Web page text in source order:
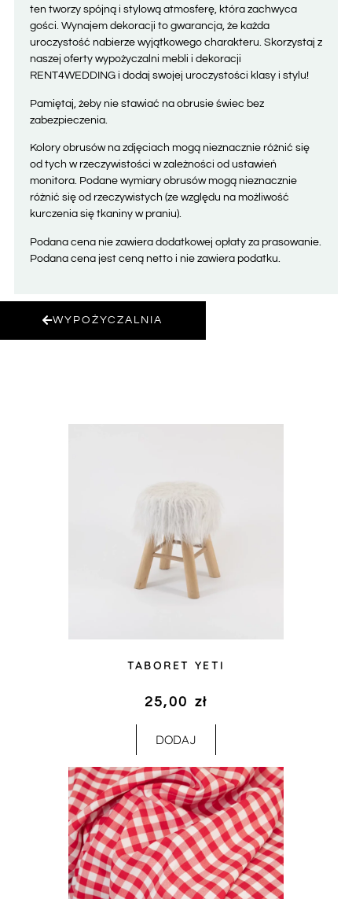
ten tworzy spójną i stylową atmosferę, która zachwyca
gości. Wynajem dekoracji to gwarancja, że każda
uroczystość nabierze wyjątkowego charakteru. Skorzystaj z
naszej oferty wypożyczalni mebli i dekoracji
RENT4WEDDING i dodaj swojej uroczystości klasy i stylu!
Pamiętaj, żeby nie stawiać na obrusie świec bez
zabezpieczenia.
Kolory obrusów na zdjęciach mogą nieznacznie różnić się
od tych w rzeczywistości w zależności od ustawień
monitora. Podane wymiary obrusów mogą nieznacznie
różnić się od rzeczywistych (ze względu na możliwość
kurczenia się tkaniny w praniu).
Podana cena nie zawiera dodatkowej opłaty za prasowanie.
Podana cena jest ceną netto i nie zawiera podatku.
WYPOŻYCZALNIA
TABORET YETI
25,00 zł
DODAJ